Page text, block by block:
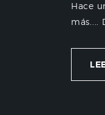
Hace
más....